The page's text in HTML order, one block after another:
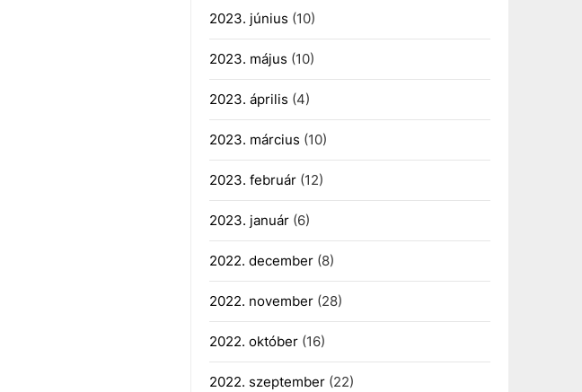
2023. június (10)
2023. május (10)
2023. április (4)
2023. március (10)
2023. február(12)
2023. január(6)
2022. december(8)
2022. november(28)
2022. október(16)
2022. szeptember(22)